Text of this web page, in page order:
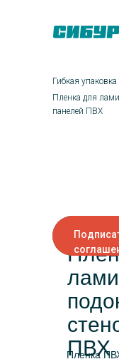
Гибкая упаковка
Пленка для
панелей ПВХ
ПВХ
Пленка